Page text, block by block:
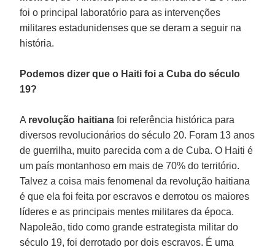
foi o principal laboratório para as intervenções
militares estadunidenses que se deram a seguir na
história.
Podemos dizer que o Haiti foi a Cuba do século
19?
A revolução haitiana foi referência histórica para
diversos revolucionários do século 20. Foram 13 anos
de guerrilha, muito parecida com a de Cuba. O Haiti é
um país montanhoso em mais de 70% do território.
Talvez a coisa mais fenomenal da revolução haitiana
é que ela foi feita por escravos e derrotou os maiores
líderes e as principais mentes militares da época.
Napoleão, tido como grande estrategista militar do
século 19, foi derrotado por dois escravos. É uma